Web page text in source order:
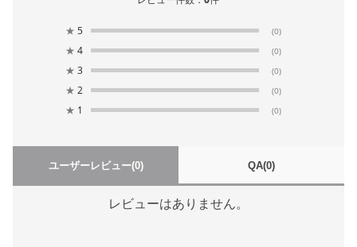
★ 5 (0)
★ 4 (0)
★ 3 (0)
★ 2 (0)
★ 1 (0)
ユーザーレビュー(0) QA(0)
レビューはありません。